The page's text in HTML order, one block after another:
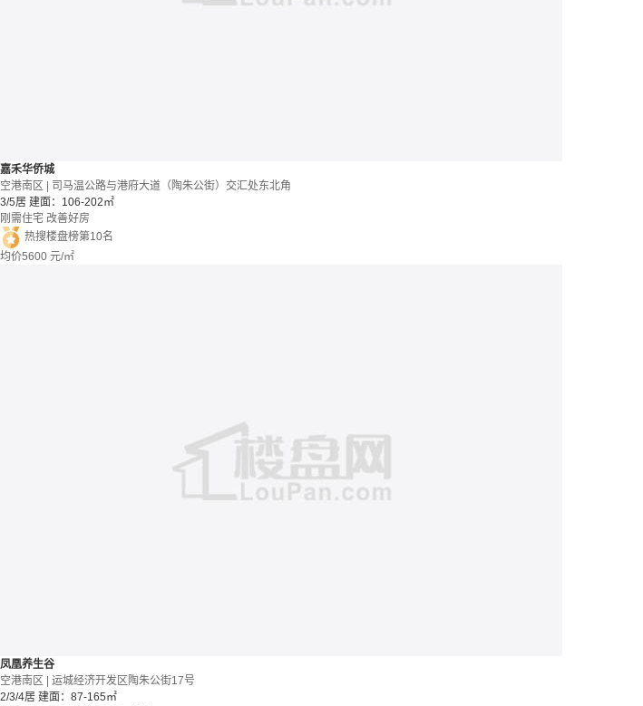
嘉禾华侨城
空港南区 | 司马温公路与港府大道（陶朱公街）交汇处东北角
3/5居 建面：106-202㎡
刚需住宅 改善好房
热搜楼盘榜第10名
均价5600 元/㎡
凤凰养生谷
空港南区 | 运城经济开发区陶朱公街17号
2/3/4居 建面：87-165㎡